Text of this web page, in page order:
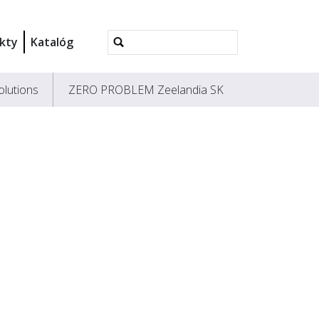
Katalóg
Rozšírené
vyhľadávanie...
ZERO PROBLEM Zeelandia SK